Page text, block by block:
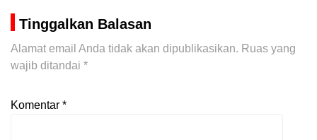
Tinggalkan Balasan
Alamat email Anda tidak akan dipublikasikan. Ruas yang
wajib ditandai *
Komentar *